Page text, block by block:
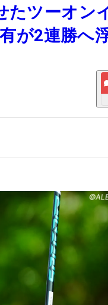
たツーオン
が2連勝へ